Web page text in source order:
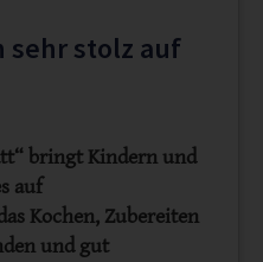
sehr stolz auf
bringt Kindern und
auf
Kochen, Zubereiten
und gut